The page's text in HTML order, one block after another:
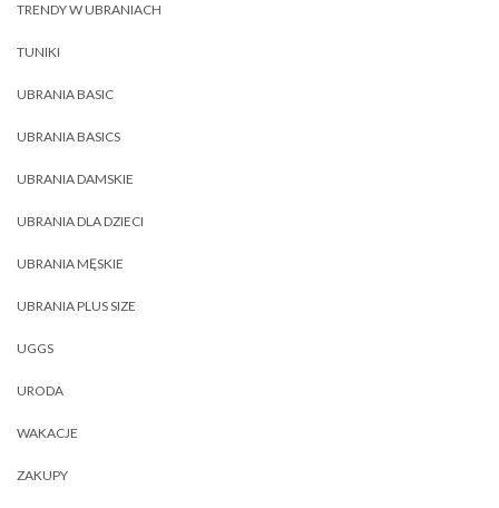
TRENDY W UBRANIACH
TUNIKI
UBRANIA BASIC
UBRANIA BASICS
UBRANIA DAMSKIE
UBRANIA DLA DZIECI
UBRANIA MĘSKIE
UBRANIA PLUS SIZE
UGGS
URODA
WAKACJE
ZAKUPY